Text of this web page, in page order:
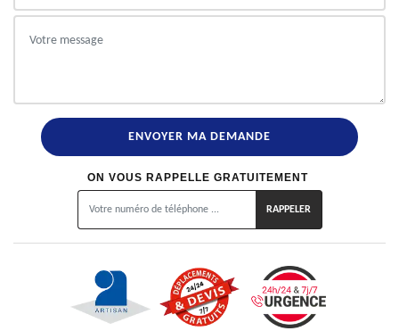
ON VOUS RAPPELLE GRATUITEMENT